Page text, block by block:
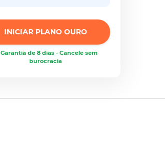
INICIAR PLANO OURO
Garantia de 8 dias - Cancele sem
burocracia